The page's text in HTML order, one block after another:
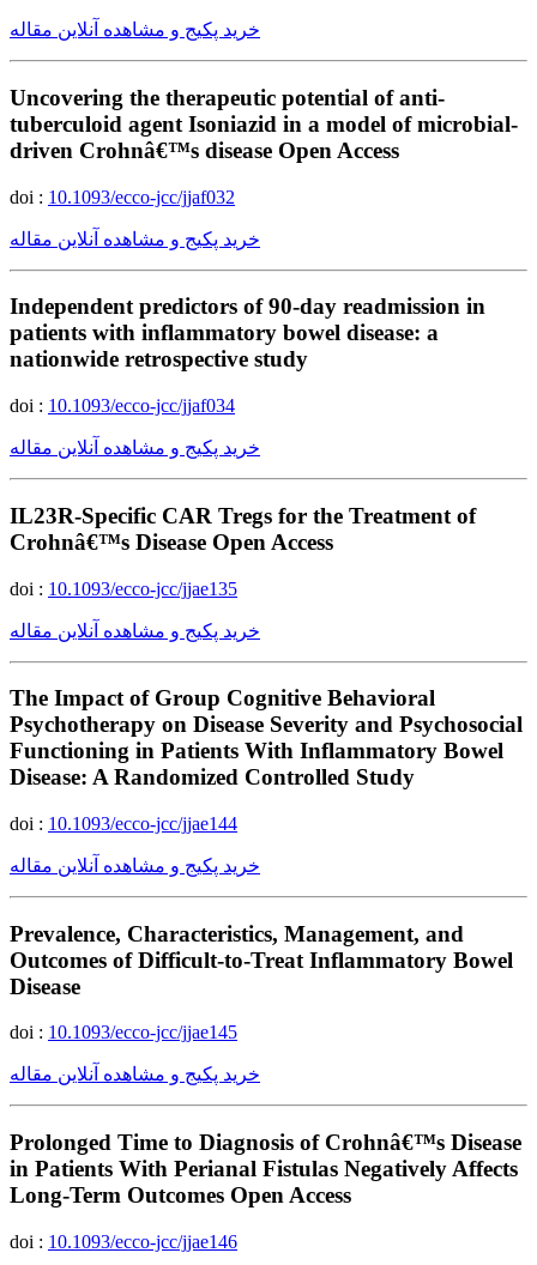
خرید پکیج و مشاهده آنلاین مقاله
Uncovering the therapeutic potential of anti-
tuberculoid agent Isoniazid in a model of microbial-
driven Crohnâ€™s disease Open Access
doi : 10.1093/ecco-jcc/jjaf032
خرید پکیج و مشاهده آنلاین مقاله
Independent predictors of 90-day readmission in
patients with inflammatory bowel disease: a
nationwide retrospective study
doi : 10.1093/ecco-jcc/jjaf034
خرید پکیج و مشاهده آنلاین مقاله
IL23R-Specific CAR Tregs for the Treatment of
Crohnâ€™s Disease Open Access
doi : 10.1093/ecco-jcc/jjae135
خرید پکیج و مشاهده آنلاین مقاله
The Impact of Group Cognitive Behavioral
Psychotherapy on Disease Severity and Psychosocial
Functioning in Patients With Inflammatory Bowel
Disease: A Randomized Controlled Study
doi : 10.1093/ecco-jcc/jjae144
خرید پکیج و مشاهده آنلاین مقاله
Prevalence, Characteristics, Management, and
Outcomes of Difficult-to-Treat Inflammatory Bowel
Disease
doi : 10.1093/ecco-jcc/jjae145
خرید پکیج و مشاهده آنلاین مقاله
Prolonged Time to Diagnosis of Crohnâ€™s Disease
in Patients With Perianal Fistulas Negatively Affects
Long-Term Outcomes Open Access
doi : 10.1093/ecco-jcc/jjae146